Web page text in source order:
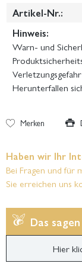
Artikel-Nr.:
Hinweis:
Warn- und
Herunterfallen
Merken
Haben wir Ihr
Bei Fragen und
Sie erreichen uns
Das
Hier